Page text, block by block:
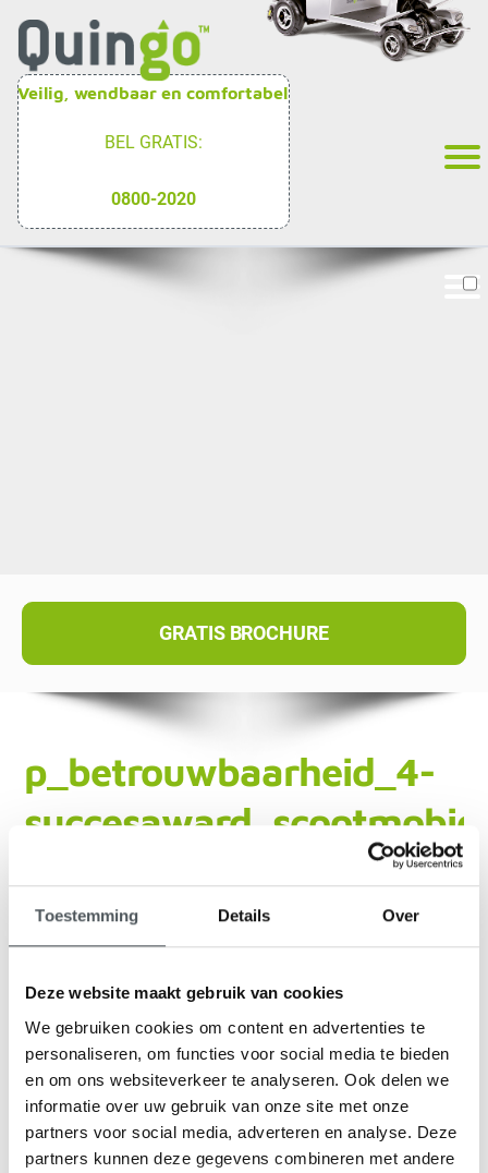
Toestemming Details Over
Deze website maakt gebruik van cookies
We gebruiken cookies om content en advertenties te
personaliseren, om functies voor social media te bieden
en om ons websiteverkeer te analyseren. Ook delen we
informatie over uw gebruik van onze site met onze
partners voor social media, adverteren en analyse. Deze
partners kunnen deze gegevens combineren met andere
Veilig, wendbaar en comfortabel
BEL GRATIS:
0800-2020
GRATIS BROCHURE
p_betrouwbaarheid_4-
succesaward_scootmobiel
9,1
klantenbeoordeling